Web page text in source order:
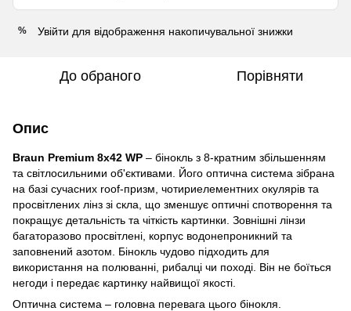
% Увійти для відображення накопичувальної знижки
До обраного Порівняти
Опис
Braun Premium 8х42 WP – бінокль з 8-кратним збільшенням
та світлосильними об'єктивами. Його оптична система зібрана
на базі сучасних roof-призм, чотириелементних окулярів та
просвітлених лінз зі скла, що зменшує оптичні спотворення та
покращує детальність та чіткість картинки. Зовнішні лінзи
багаторазово просвітлені, корпус водонепроникний та
заповнений азотом. Бінокль чудово підходить для
використання на полюванні, рибалці чи поході. Він не боїться
негоди і передає картинку найвищої якості.
Оптична система – головна перевага цього бінокля.